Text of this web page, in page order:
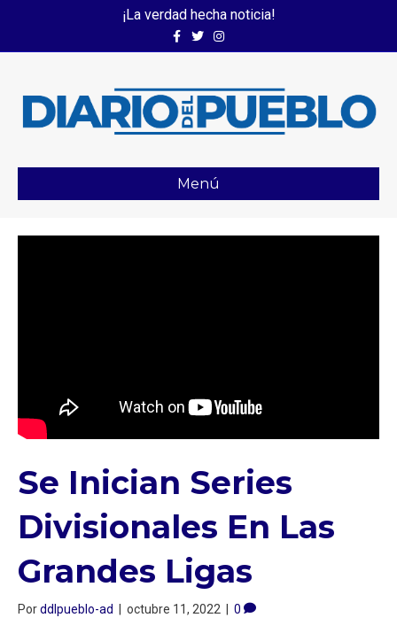
¡La verdad hecha noticia!
FacebookTwitterInstagram
Menú
Se Inician Series
Divisionales En Las
Grandes Ligas
Porddlpueblo-ad octubre 11, 2022 0